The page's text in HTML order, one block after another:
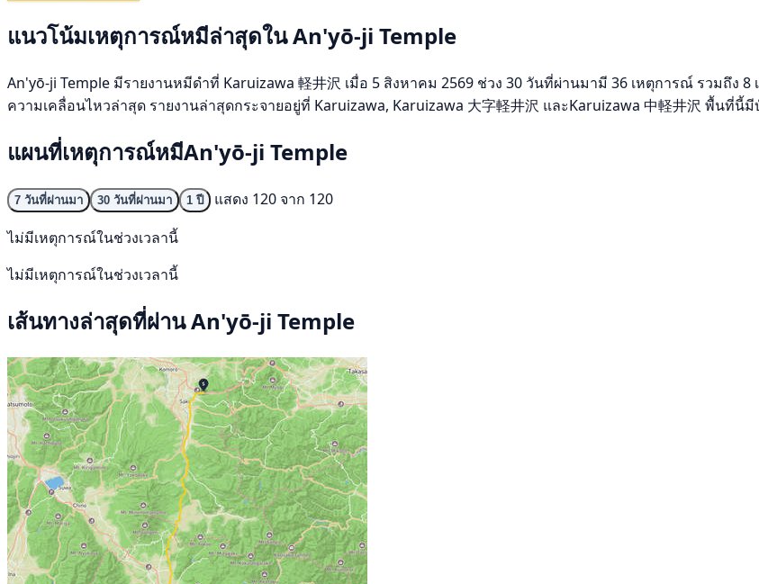
แนวโน้มเหตุการณ์หมีล่าสุดใน An'yō-ji Temple
An'yō-ji Temple มีรายงานหมีดำที่ Karuizawa 軽井沢 เมื่อ 5 สิงหาคม 2569 ช่วง 30 วันที่ผ่านมามี 36 เหตุการณ์ รวมถึง
ความเคลื่อนไหวล่าสุด รายงานล่าสุดกระจายอยู่ที่ Karuizawa, Karuizawa 大字軽井沢 และKaruizawa 中軽井沢 พื้นที่
แผนที่เหตุการณ์หมีAn'yō-ji Temple
7 วันที่ผ่านมา 30 วันที่ผ่านมา 1 ปี
แสดง 120 จาก 120
ไม่มีเหตุการณ์ในช่วงเวลานี้
ไม่มีเหตุการณ์ในช่วงเวลานี้
เส้นทางล่าสุดที่ผ่าน An'yō-ji Temple